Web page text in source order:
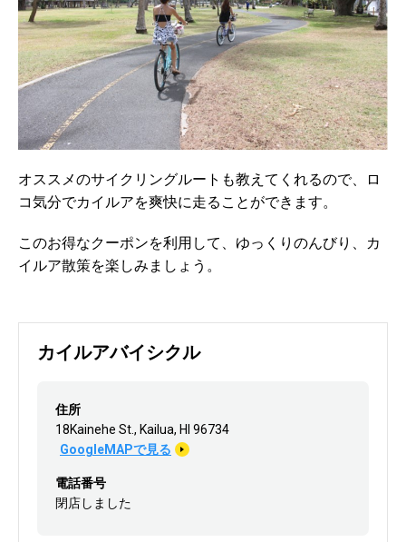
オススメのサイクリングルートも教えてくれるので、ロ
コ気分でカイルアを爽快に走ることができます。
このお得なクーポンを利用して、ゆっくりのんびり、カ
イルア散策を楽しみましょう。
カイルアバイシクル
住所
18Kainehe St., Kailua, HI 96734
GoogleMAPで見る
電話番号
閉店しました